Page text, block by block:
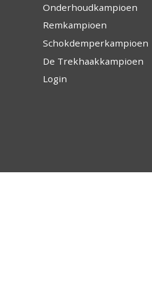
Onderhoudkampioen
Remkampioen
Schokdemperkampioen
De Trekhaakkampioen
Login